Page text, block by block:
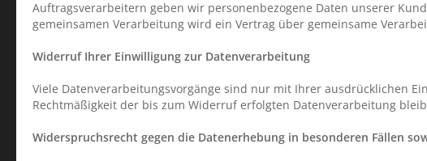
Auftragsverarbeitern geben wir personenbezogene Daten unserer
gemeinsamen Verarbeitung wird ein Vertrag über gemeinsame
Widerruf Ihrer Einwilligung zur Datenverarbeitung
Viele Datenverarbeitungsvorgänge sind nur mit Ihrer ausdrücklichen
Rechtmäßigkeit der bis zum Widerruf erfolgten Datenverarbeitung
Widerspruchsrecht gegen die Datenerhebung in besonderen Fällen